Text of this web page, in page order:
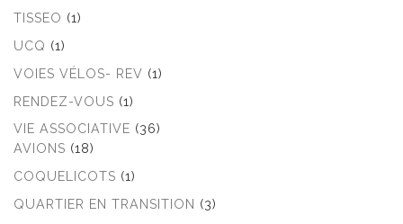
TISSEO (1)
UCQ (1)
VOIES VÉLOS- REV (1)
RENDEZ-VOUS (1)
VIE ASSOCIATIVE (36)
AVIONS (18)
COQUELICOTS (1)
QUARTIER EN TRANSITION (3)